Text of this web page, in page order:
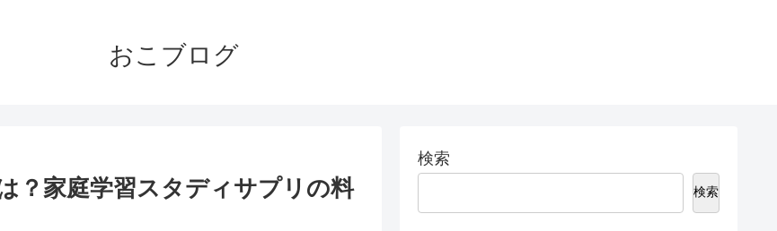
おこブログ
？家庭学習スタディサプリの料
検索
検索